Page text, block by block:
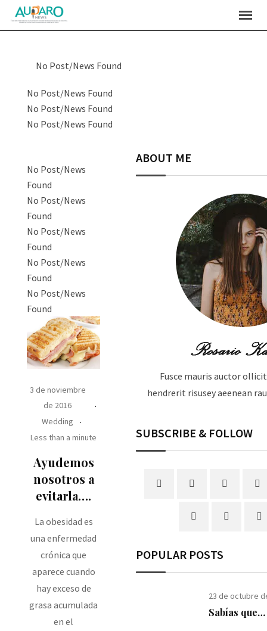
No Post/News Found
No Post/News Found
No Post/News Found
No Post/News Found
No Post/News
Found
No Post/News
Found
No Post/News
Found
No Post/News
Found
No Post/News
Found
3 de noviembre
de 2016
Wedding
Less than a minute
Ayudemos
nosotros a
evitarla….
La obesidad es
una enfermedad
crónica que
aparece cuando
hay exceso de
grasa acumulada
en el
ABOUT ME
Fusce mauris auctor
hendrerit risusey aeenean
SUBSCRIBE & FOLLOW
POPULAR POSTS
23 de octubre
Sabías que…